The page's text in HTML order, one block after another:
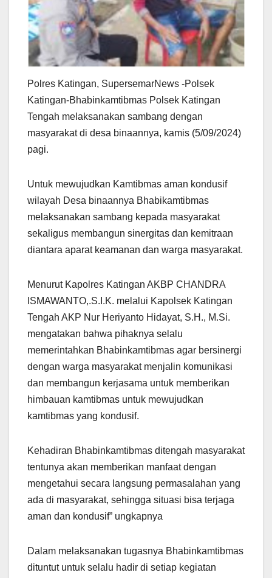
Polres Katingan, SupersemarNews -Polsek
Katingan-Bhabinkamtibmas Polsek Katingan
Tengah melaksanakan sambang dengan
masyarakat di desa binaannya, kamis (5/09/2024)
pagi.
Untuk mewujudkan Kamtibmas aman kondusif
wilayah Desa binaannya Bhabikamtibmas
melaksanakan sambang kepada masyarakat
sekaligus membangun sinergitas dan kemitraan
diantara aparat keamanan dan warga masyarakat.
Menurut Kapolres Katingan AKBP CHANDRA
ISMAWANTO,.S.I.K. melalui Kapolsek Katingan
Tengah AKP Nur Heriyanto Hidayat, S.H., M.Si.
mengatakan bahwa pihaknya selalu
memerintahkan Bhabinkamtibmas agar bersinergi
dengan warga masyarakat menjalin komunikasi
dan membangun kerjasama untuk memberikan
himbauan kamtibmas untuk mewujudkan
kamtibmas yang kondusif.
Kehadiran Bhabinkamtibmas ditengah masyarakat
tentunya akan memberikan manfaat dengan
mengetahui secara langsung permasalahan yang
ada di masyarakat, sehingga situasi bisa terjaga
aman dan kondusif” ungkapnya
Dalam melaksanakan tugasnya Bhabinkamtibmas
dituntut untuk selalu hadir di setiap kegiatan